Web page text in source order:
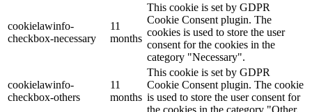
cookielawinfo-
checkbox-necessary
11
months
This cookie is set by GDPR
Cookie Consent plugin. The
cookies is used to store the user
consent for the cookies in the
category "Necessary".
cookielawinfo-
checkbox-others
11
months
This cookie is set by GDPR
Cookie Consent plugin. The cookie
is used to store the user consent for
the cookies in the category "Other.